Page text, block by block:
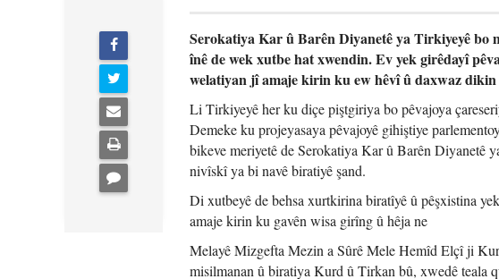
Serokatiya Kar û Barên Diyanetê ya Tirkiyeyê bo
înê de wek xutbe hat xwendin. Ev yek girêdayî
welatiyan jî amaje kirin ku ew hêvî û daxwaz dikin
Li Tirkiyeyê her ku diçe piştgiriya bo pêvajoya
Demeke ku projeyasaya pêvajoyê gihiştiye
bikeve meriyetê de Serokatiya Kar û Barên Diyanetê
nivîskî ya bi navê biratiyê şand.
Di xutbeyê de behsa xurtkirina biratîyê û pêşxistina
amaje kirin ku gavên wisa girîng û hêja ne
Melayê Mizgefta Mezin a Sûrê Mele Hemîd Elçî ji
misilmanan û biratiya Kurd û Tirkan bû, xwedê teala